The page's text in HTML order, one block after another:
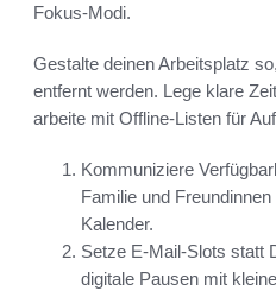
Fokus-Modi.
Gestalte deinen Arbeitsplatz
entfernt werden. Lege klare
arbeite mit Offline-Listen für
Kommuniziere
Familie und
Kalender.
Setze E-Mail-Slots statt
digitale Pausen mit